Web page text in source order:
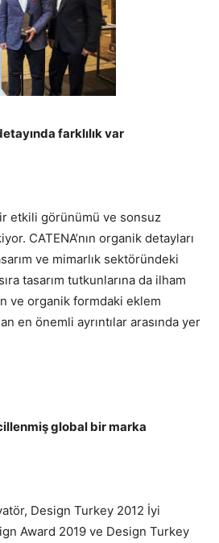
farklılık var
etkili görünümü ve sonsuz
CATENA’nın organik detayları
ve mimarlık sektöründeki
tasarım tutkunlarına da ilham
ve organik formdaki eklem
en önemli ayrıntılar arasında yer
global bir marka
Design Turkey 2012 İyi
Award 2019 ve Design Turkey